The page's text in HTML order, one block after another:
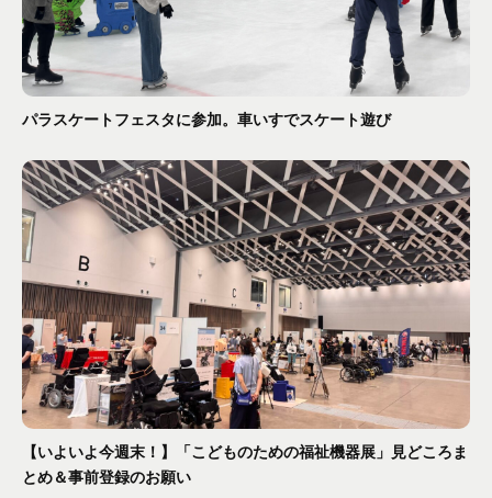
パラスケートフェスタに参加。車いすでスケート遊び
【いよいよ今週末！】「こどものための福祉機器展」見どころま
とめ＆事前登録のお願い